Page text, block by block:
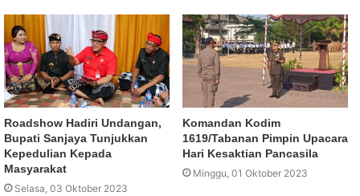
Roadshow Hadiri Undangan,
Bupati Sanjaya Tunjukkan
Kepedulian Kepada
Masyarakat
Selasa, 03 Oktober 2023
Komandan Kodim
1619/Tabanan Pimpin Upacara
Hari Kesaktian Pancasila
Minggu, 01 Oktober 2023